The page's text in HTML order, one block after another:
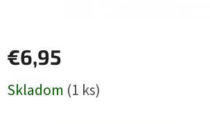
€6,95
cena:
Skladom (1 ks)